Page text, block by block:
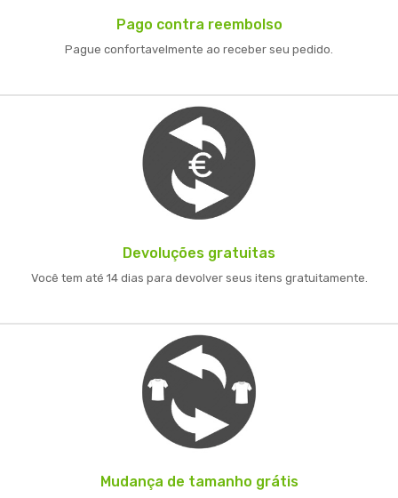
Pago contra reembolso
Pague confortavelmente ao receber seu pedido.
Devoluções gratuitas
Você tem até 14 dias para devolver seus itens gratuitamente.
Mudança de tamanho grátis